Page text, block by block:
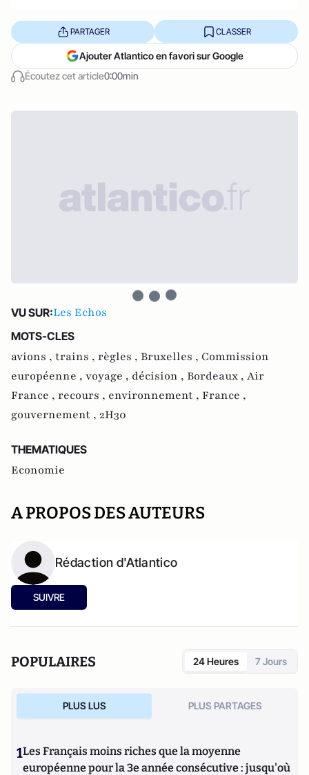
Écoutez cet article0:00min
PARTAGER CLASSER
Ajouter Atlantico en favori sur Google
VU SUR:Les Echos
MOTS-CLES
avions , trains , règles , Bruxelles , Commission
européenne , voyage , décision , Bordeaux , Air
France , recours , environnement , France ,
gouvernement , 2H30
THEMATIQUES
Economie
A PROPOS DES AUTEURS
Rédaction d'Atlantico
SUIVRE
POPULAIRES 24 Heures 7 Jours
PLUS LUS PLUS PARTAGES
1Les Français moins riches que la moyenne
européenne pour la 3e année consécutive : jusqu'où